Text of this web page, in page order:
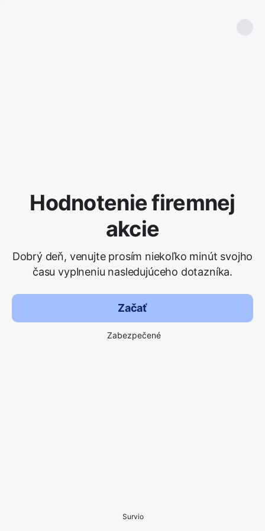
Hodnotenie firemnej
akcie
Dobrý deň, venujte prosím niekoľko minút svojho
času vyplneniu nasledujúceho dotazníka.
Začať
Zabezpečené
Survio